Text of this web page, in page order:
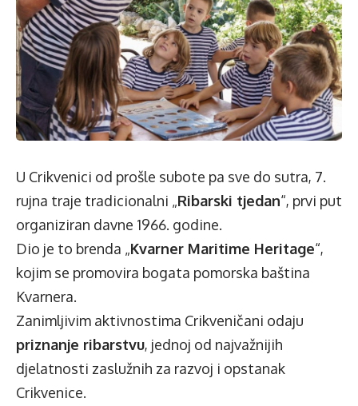
U Crikvenici od prošle subote pa sve do sutra, 7.
rujna traje tradicionalni „Ribarski tjedan“, prvi put
organiziran davne 1966. godine.
Dio je to brenda „Kvarner Maritime Heritage“,
kojim se promovira bogata pomorska baština
Kvarnera.
Zanimljivim aktivnostima Crikveničani odaju
priznanje ribarstvu, jednoj od najvažnijih
djelatnosti zaslužnih za razvoj i opstanak
Crikvenice.